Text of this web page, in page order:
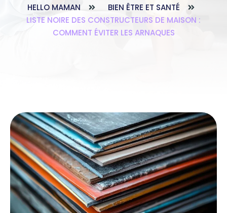
HELLO MAMAN
BIEN ÊTRE ET SANTÉ
LISTE NOIRE DES CONSTRUCTEURS DE MAISON :
COMMENT ÉVITER LES ARNAQUES